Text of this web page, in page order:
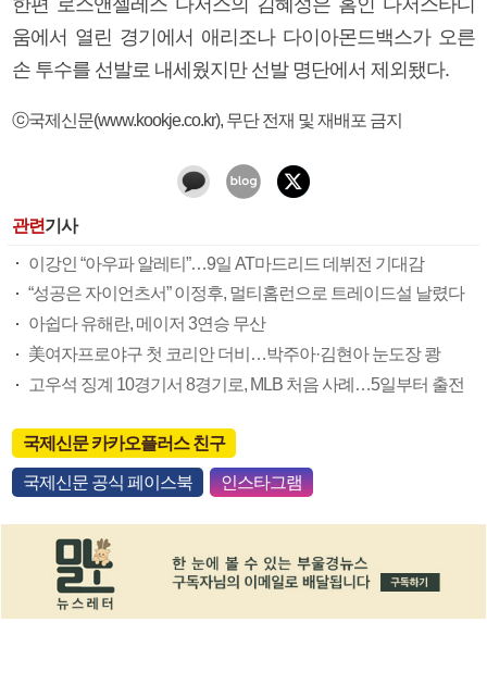
움에서 열린 경기에서 애리조나 다이아몬드백스가 오른
손 투수를 선발로 내세웠지만 선발 명단에서 제외됐다.
ⓒ국제신문(www.kookje.co.kr), 무단 전재 및 재배포 금지
관련기사
이강인 “아우파 알레티”…9일 AT마드리드 데뷔전 기대감
“성공은 자이언츠서” 이정후, 멀티홈런으로 트레이드설 날렸다
아쉽다 유해란, 메이저 3연승 무산
美여자프로야구 첫 코리안 더비…박주아·김현아 눈도장 쾅
고우석 징계 10경기서 8경기로, MLB 처음 사례…5일부터 출전
국제신문 카카오플러스 친구
국제신문 공식 페이스북 인스타그램